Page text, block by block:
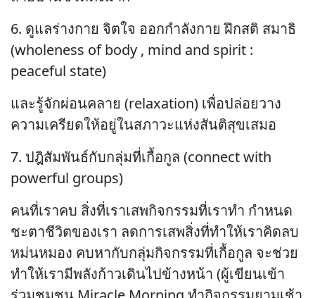
6. ดูแลร่างกาย จิตใจ ออกกำลังกาย ฝึกสติ สมาธิ
(wholeness of body , mind and spirit :
peaceful state)
และรู้จักผ่อนคลาย (relaxation) เพื่อปล่อยวาง
ความเครียดให้อยู่ในสภาวะแห่งสันติสุขเสมอ
7. ปฎิสัมพันธ์กับกลุ่มที่เกื้อกูล (connect with
powerful groups)
คนที่เราคบ สิ่งที่เราเสพกิจกรรมที่เราทำ กำหนด
ชะตาชีวิตของเรา ลดการเสพสิ่งที่ทำให้เราคิดลบ
หม่นหมอง คบหากับกลุ่มกิจกรรมที่เกื้อกูล จะช่วย
ทำให้เรามีพลังก้าวเดินไปข้างหน้า (ผู้เขียนเข้า